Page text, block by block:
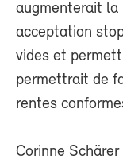
augmenterait la
acceptation
vides et
permettrait de
rentes
Corinne